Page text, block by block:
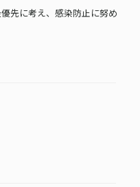
先に考え、感染防止に努め